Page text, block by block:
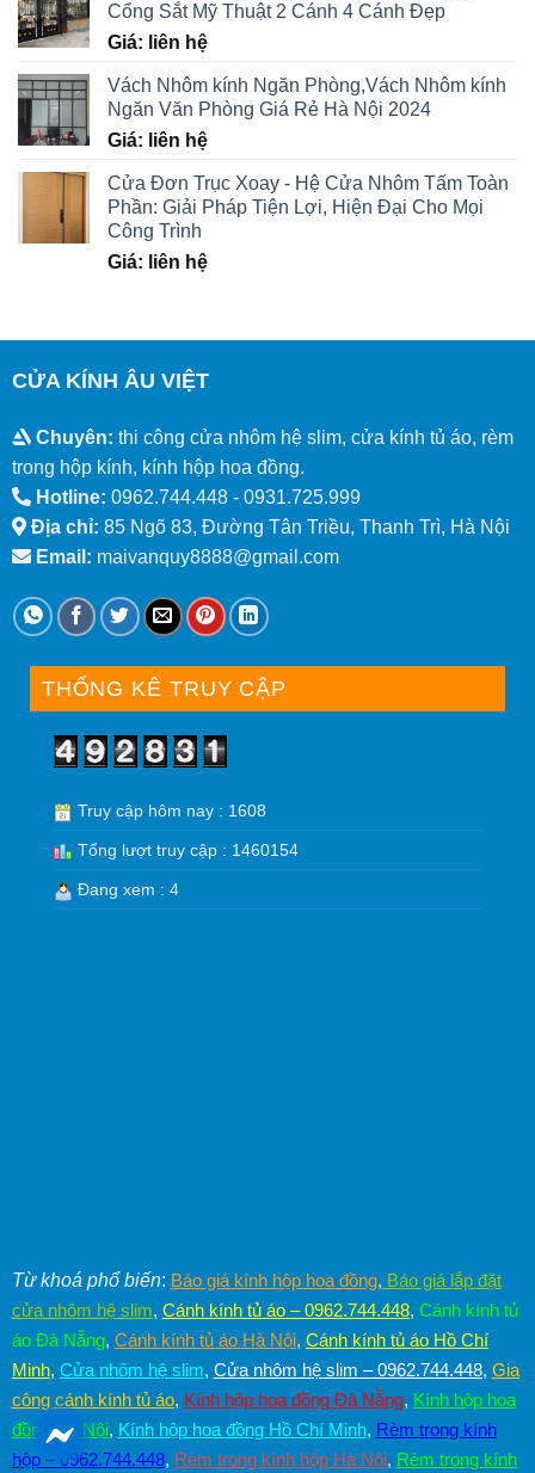
Cổng Sắt Mỹ Thuật 2 Cánh 4 Cánh Đẹp
Giá: liên hệ
Vách Nhôm kính Ngăn Phòng,Vách Nhôm kính
Ngăn Văn Phòng Giá Rẻ Hà Nội 2024
Giá: liên hệ
Cửa Đơn Trục Xoay - Hệ Cửa Nhôm Tấm Toàn
Phần: Giải Pháp Tiện Lợi, Hiện Đại Cho Mọi
Công Trình
Giá: liên hệ
CỬA KÍNH ÂU VIỆT
Chuyên: thi công cửa nhôm hệ slim, cửa kính tủ áo, rèm
trong hộp kính, kính hộp hoa đồng.
Hotline: 0962.744.448 - 0931.725.999
Địa chỉ: 85 Ngõ 83, Đường Tân Triều, Thanh Trì, Hà Nội
Email: maivanquy8888@gmail.com
THỐNG KÊ TRUY CẬP
Truy cập hôm nay : 1608
Tổng lượt truy cập : 1460154
Đang xem : 4
Từ khoá phổ biến: Báo giá kính hộp hoa đồng, Báo giá lắp đặt
cửa nhôm hệ slim, Cánh kính tủ áo – 0962.744.448, Cánh kính tủ
áo Đà Nẵng, Cánh kính tủ áo Hà Nội, Cánh kính tủ áo Hồ Chí
Minh, Cửa nhôm hệ slim, Cửa nhôm hệ slim – 0962.744.448, Gia
công cánh kính tủ áo, Kính hộp hoa đồng Đà Nẵng, Kính hộp hoa
đồng Hà Nội, Kính hộp hoa đồng Hồ Chí Minh, Rèm trong kính
hộp – 0962.744.448, Rèm trong kính hộp Hà Nội, Rèm trong kính